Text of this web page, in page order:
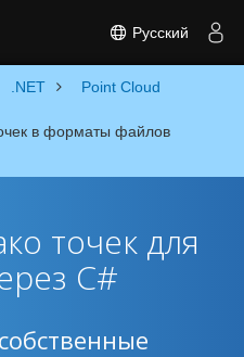
Русский
.NET Point Cloud
в форматы файлов
точек для
C#